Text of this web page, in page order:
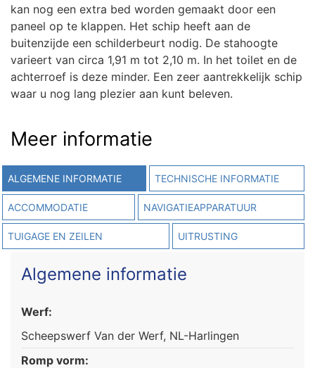
kan nog een extra bed worden gemaakt door een
paneel op te klappen. Het schip heeft aan de
buitenzijde een schilderbeurt nodig. De stahoogte
varieert van circa 1,91 m tot 2,10 m. In het toilet en de
achterroef is deze minder. Een zeer aantrekkelijk schip
waar u nog lang plezier aan kunt beleven.
Meer informatie
ALGEMENE INFORMATIE TECHNISCHE INFORMATIE
ACCOMMODATIE NAVIGATIEAPPARATUUR
TUIGAGE EN ZEILEN UITRUSTING
Algemene informatie
Werf:
Scheepswerf Van der Werf, NL-Harlingen
Romp vorm: